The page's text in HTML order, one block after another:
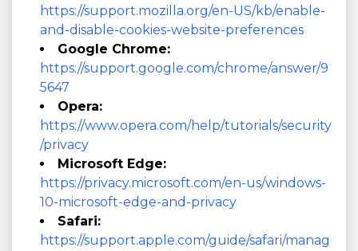
https://support.mozilla.org/en-US/kb/enable-
and-disable-cookies-website-preferences
Google Chrome:
https://support.google.com/chrome/answer/9
5647
Opera:
https://www.opera.com/help/tutorials/security
/privacy
Microsoft Edge:
https://privacy.microsoft.com/en-us/windows-
10-microsoft-edge-and-privacy
Safari:
https://support.apple.com/guide/safari/manag